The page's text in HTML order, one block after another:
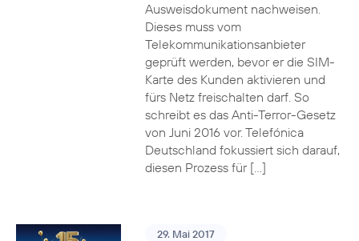
Ausweisdokument nachweisen.
Dieses muss vom
Telekommunikationsanbieter
geprüft werden, bevor er die SIM-
Karte des Kunden aktivieren und
fürs Netz freischalten darf. So
schreibt es das Anti-Terror-Gesetz
von Juni 2016 vor. Telefónica
Deutschland fokussiert sich darauf,
diesen Prozess für […]
29. Mai 2017